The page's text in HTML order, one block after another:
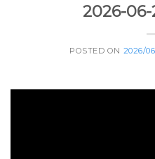
2026-06-
POSTED ON 2026/